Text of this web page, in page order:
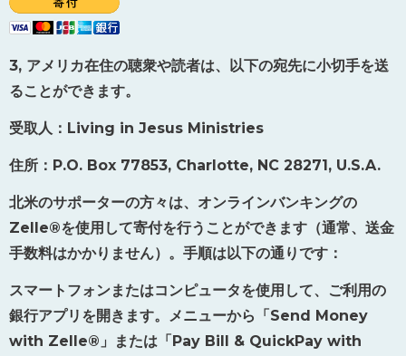
3, アメリカ在住の聴衆や読者は、以下の宛先に小切手を送
ることができます。
受取人： Living in Jesus Ministries
住所： P.O. Box 77853, Charlotte, NC 28271, U.S.A.
北米のサポーターの方々は、オンラインバンキングの
Zelle®を使用して寄付を行うことができます（通常、送金
手数料はかかりません）。手順は以下の通りです：
スマートフォンまたはコンピュータを使用して、ご利用の
銀行アプリを開きます。メニューから「Send Money
with Zelle® 」または「Pay Bill & QuickPay with